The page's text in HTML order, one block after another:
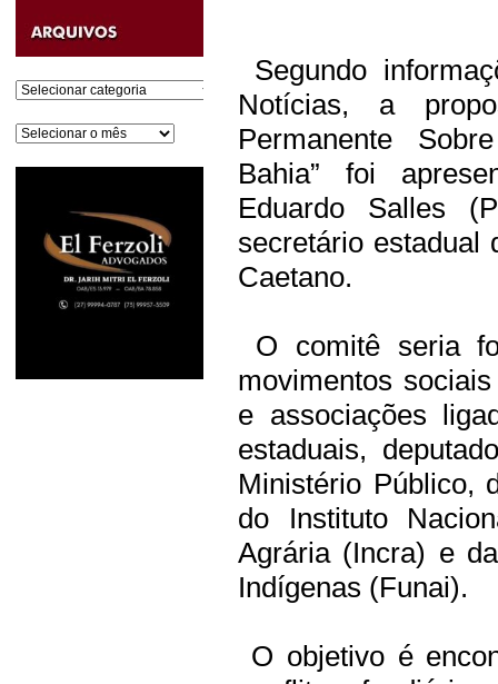
Categorias
Arquivos
Segundo
Notícias, a
Permanente
Bahia” foi
Eduardo Salles
secretário estadual
Caetano.
O comitê seria
movimentos
e associações
estaduais,
Ministério Público,
do Instituto
Agrária (Incra) e
Indígenas (Funai).
O objetivo é